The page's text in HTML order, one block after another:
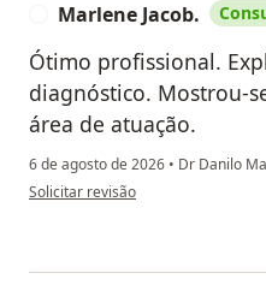
Marlene Jacob.
Ótimo profissional.
diagnóstico. Mostrou-
área de atuação.
6 de agosto de 2026 • Dr Danilo
na opinião do utilizador Marlene
Solicitar revisão